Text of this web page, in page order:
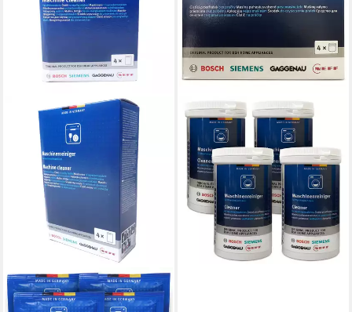
BOSCH
Maschinenreiniger 00312194
BOSCH
Reiniger Set 4x200g
00311929
Waschmaschinenpflege (für
Waschmaschine)
39,91 €
(4,99 €/ 100 g)
lieferbar - in 3-4 Werktagen bei dir